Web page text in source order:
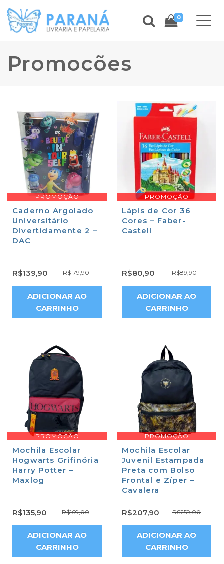
0
Promocões
PROMOÇÃO
Caderno Argolado
Universitário
Divertidamente 2 –
DAC
R$179,90
R$139,90
ADICIONAR AO
CARRINHO
PROMOÇÃO
Lápis de Cor 36
Cores – Faber-
Castell
R$89,90
R$80,90
ADICIONAR AO
CARRINHO
PROMOÇÃO
Mochila Escolar
Hogwarts Grifinória
Harry Potter –
Maxlog
R$169,00
R$135,90
ADICIONAR AO
CARRINHO
PROMOÇÃO
Mochila Escolar
Juvenil Estampada
Preta com Bolso
Frontal e Zíper –
Cavalera
R$259,00
R$207,90
ADICIONAR AO
CARRINHO